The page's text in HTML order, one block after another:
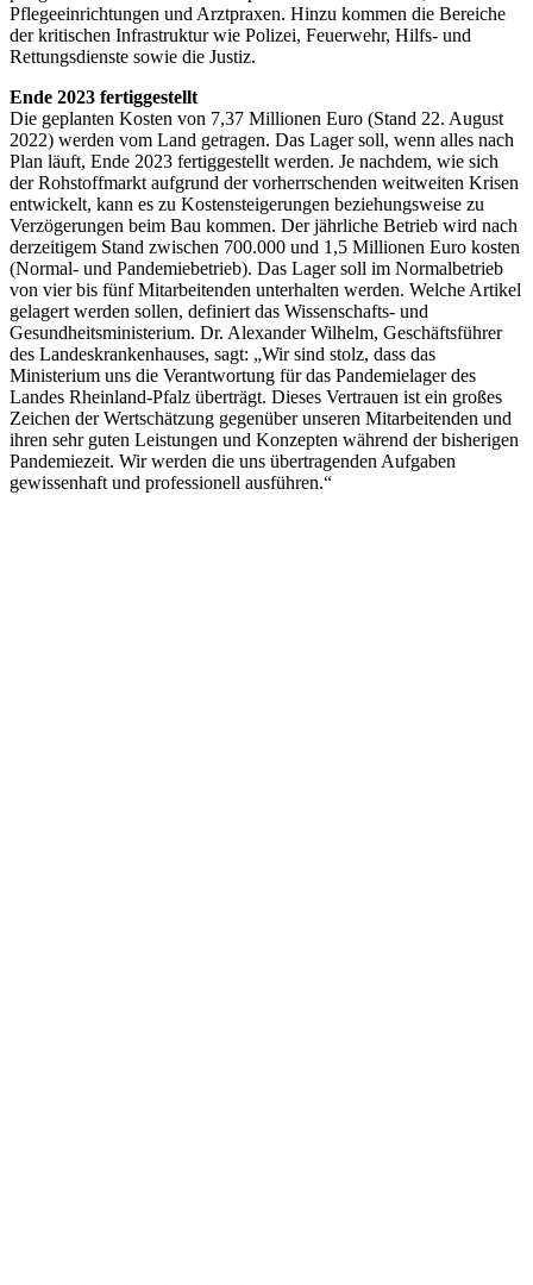
Pflegeeinrichtungen und Arztpraxen. Hinzu kommen die Bereiche
der kritischen Infrastruktur wie Polizei, Feuerwehr, Hilfs- und
Rettungsdienste sowie die Justiz.
Ende 2023 fertiggestellt
Die geplanten Kosten von 7,37 Millionen Euro (Stand 22. August
2022) werden vom Land getragen. Das Lager soll, wenn alles nach
Plan läuft, Ende 2023 fertiggestellt werden. Je nachdem, wie sich
der Rohstoffmarkt aufgrund der vorherrschenden weitweiten Krisen
entwickelt, kann es zu Kostensteigerungen beziehungsweise zu
Verzögerungen beim Bau kommen. Der jährliche Betrieb wird nach
derzeitigem Stand zwischen 700.000 und 1,5 Millionen Euro kosten
(Normal- und Pandemiebetrieb). Das Lager soll im Normalbetrieb
von vier bis fünf Mitarbeitenden unterhalten werden. Welche Artikel
gelagert werden sollen, definiert das Wissenschafts- und
Gesundheitsministerium. Dr. Alexander Wilhelm, Geschäftsführer
des Landeskrankenhauses, sagt: „Wir sind stolz, dass das
Ministerium uns die Verantwortung für das Pandemielager des
Landes Rheinland-Pfalz überträgt. Dieses Vertrauen ist ein großes
Zeichen der Wertschätzung gegenüber unseren Mitarbeitenden und
ihren sehr guten Leistungen und Konzepten während der bisherigen
Pandemiezeit. Wir werden die uns übertragenden Aufgaben
gewissenhaft und professionell ausführen.“